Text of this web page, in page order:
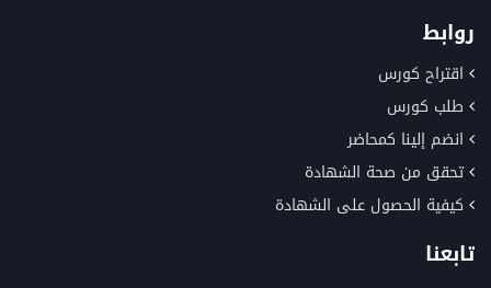
روابط
اقتراح كورس
طلب كورس
انضم إلينا كمحاضر
تحقق من صحة الشهادة
كيفية الحصول على الشهادة
تابعنا